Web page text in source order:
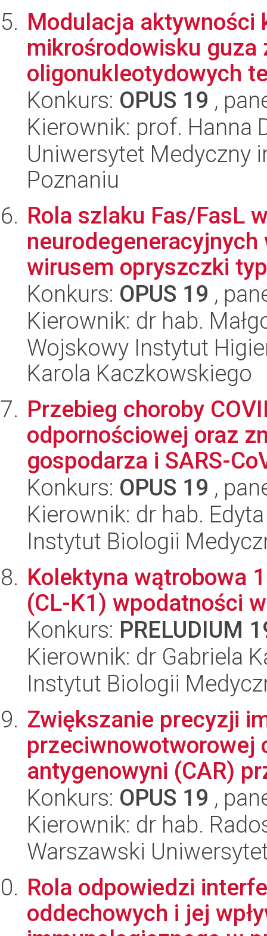
Modulacja aktywności
mikrośrodowisku guza
oligonukleotydowych
Konkurs: OPUS 19 ,
Kierownik: prof. Hanna
Uniwersytet Medyczny
Poznaniu
Rola szlaku Fas/FasL
wirusem opryszczki
Konkurs: OPUS 19 ,
Kierownik: dr hab.
Wojskowy Instytut
Karola Kaczkowskiego
Przebieg choroby
odpornościowej oraz
gospodarza i SARS-
Konkurs: OPUS 19 ,
Kierownik: dr hab.
Instytut Biologii
Kolektyna wątrobowa
(CL-K1) wpodatności
Konkurs: PRELUDIUM
Kierownik: dr Gabriela
Instytut Biologii
Zwiększanie precyzji
przeciwnowotworowej
antygenowyni (CAR)
Konkurs: OPUS 19 ,
Kierownik: dr hab.
Warszawski
Rola odpowiedzi
oddechowych i jej